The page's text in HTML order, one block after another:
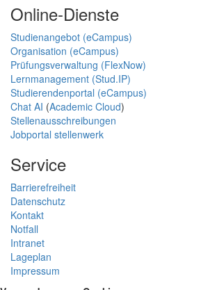
Online-Dienste
Studienangebot (eCampus)
Organisation (eCampus)
Prüfungsverwaltung (FlexNow)
Lernmanagement (Stud.IP)
Studierendenportal (eCampus)
Chat AI (Academic Cloud)
Stellenausschreibungen
Jobportal stellenwerk
Service
Barrierefreiheit
Datenschutz
Kontakt
Notfall
Intranet
Lageplan
Impressum